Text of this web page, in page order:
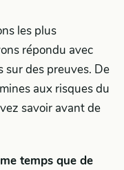
les plus
répondu avec
sur des preuves. De
aux risques du
savoir avant de
temps que de